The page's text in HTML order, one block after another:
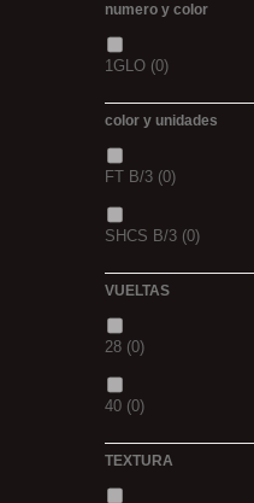
GDES. PECES
TIGERNUTS
MIEL
GOLDEN X
numero y color
1GLO (0)
color y unidades
FT B/3 (0)
SHCS B/3 (0)
VUELTAS
28 (0)
40 (0)
TEXTURA